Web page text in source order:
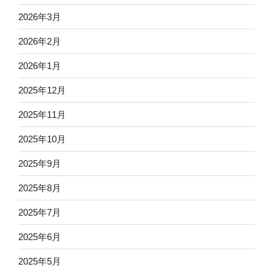
2026年3月
2026年2月
2026年1月
2025年12月
2025年11月
2025年10月
2025年9月
2025年8月
2025年7月
2025年6月
2025年5月